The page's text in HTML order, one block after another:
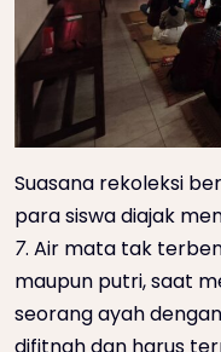
Suasana rekoleksi
para siswa diajak
7. Air mata tak
maupun putri, saat
seorang ayah